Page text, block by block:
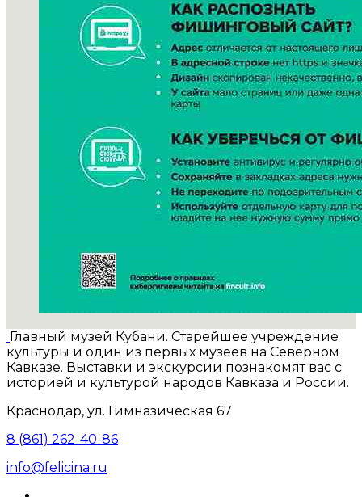
Главный музей Кубани. Старейшее учреждение
культуры и один из первых музеев на Северном
Кавказе. Выставки и экскурсии познакомят вас с
историей и культурой народов Кавказа и России.
Краснодар, ул. Гимназическая 67
8 (861) 262-40-86
info@felicina.ru